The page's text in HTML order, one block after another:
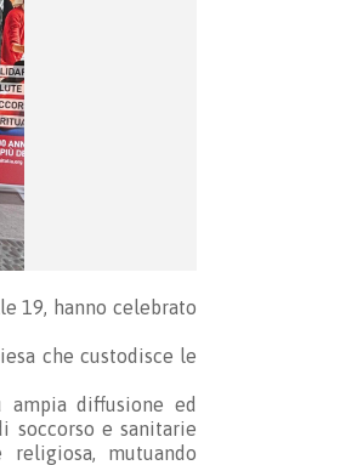
19, hanno celebrato
che custodisce le
diffusione ed
soccorso e sanitarie
mutuando